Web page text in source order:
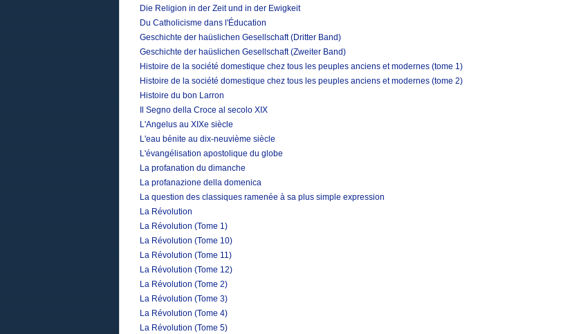
Die Religion in der Zeit und in der Ewigkeit
Du Catholicisme dans l'Éducation
Geschichte der haüslichen Gesellschaft (Dritter Band)
Geschichte der haüslichen Gesellschaft (Zweiter Band)
Histoire de la société domestique chez tous les peuples anciens et modernes (tome 1)
Histoire de la société domestique chez tous les peuples anciens et modernes (tome 2)
Histoire du bon Larron
Il Segno della Croce al secolo XIX
L'Angelus au XIXe siècle
L'eau bénite au dix-neuvième siècle
L'évangélisation apostolique du globe
La profanation du dimanche
La profanazione della domenica
La question des classiques ramenée à sa plus simple expression
La Révolution
La Révolution (Tome 1)
La Révolution (Tome 10)
La Révolution (Tome 11)
La Révolution (Tome 12)
La Révolution (Tome 2)
La Révolution (Tome 3)
La Révolution (Tome 4)
La Révolution (Tome 5)